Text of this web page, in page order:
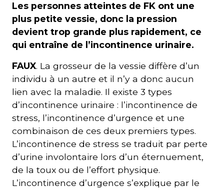
Les personnes atteintes de FK ont une
plus petite vessie, donc la pression
devient trop grande plus rapidement, ce
qui entraîne de l’incontinence urinaire.
FAUX. La grosseur de la vessie diffère d’un
individu à un autre et il n’y a donc aucun
lien avec la maladie. Il existe 3 types
d’incontinence urinaire : l’incontinence de
stress, l’incontinence d’urgence et une
combinaison de ces deux premiers types.
L’incontinence de stress se traduit par perte
d’urine involontaire lors d’un éternuement,
de la toux ou de l’effort physique.
L’incontinence d’urgence s’explique par le